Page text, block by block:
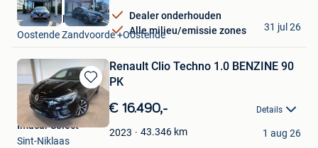
Dealer onderhouden
Alle milieu/emissie zones
Emmanuell
Oostende Zandvoorde +Oostende
31 jul 26
Bewaren
in
Mijn
Favorieten
Renault Clio Techno 1.0 BENZINE 90
PK
€ 16.490,- Details
2023 43.346 km
Imacar Select
Sint-Niklaas
1 aug 26